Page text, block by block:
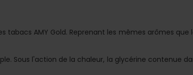
tabacs AMY Gold. Reprenant les mêmes arômes
Sous l'action de la chaleur, la glycérine contenue